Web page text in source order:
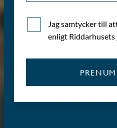
Jag samtycker till
enligt Riddarhusets